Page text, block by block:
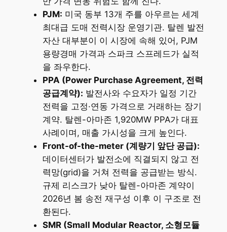
PJM: 미국 동부 13개 주를 아우르는 세계
최대급 도매 전력시장 운영기관. 탈렌 발전
자산 대부분이 이 시장에 속해 있어, PJM
용량경매 가격과 스파크 스프레드가 실적
을 좌우한다.
PPA (Power Purchase Agreement, 전력
공급계약): 발전사와 수요자가 일정 기간
전력을 고정·연동 가격으로 거래하는 장기
계약. 탈렌-아마존 1,920MW PPA가 대표
사례이며, 매출 가시성을 크게 높인다.
Front-of-the-meter (계량기 앞단 공급):
데이터센터가 발전소에 직결되지 않고 전
력망(grid)을 거쳐 전력을 공급받는 방식.
규제 리스크가 낮아 탈렌-아마존 계약이
2026년 봄 송전 재구성 이후 이 구조로 전
환된다.
SMR (Small Modular Reactor, 소형모듈